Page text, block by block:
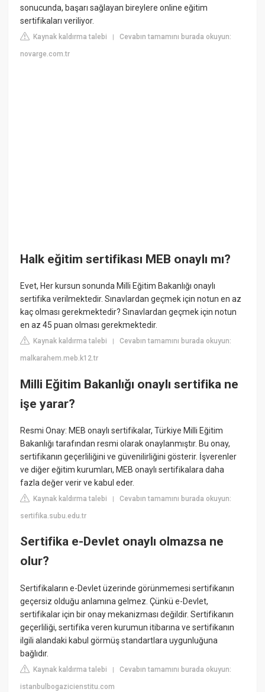
sonucunda, başarı sağlayan bireylere online eğitim
sertifikaları veriliyor.
Kaynak kaldırma talebi |Cevabın tamamını burada okuyun:
novarge.com.tr
Halk eğitim sertifikası MEB onaylı mı?
Evet, Her kursun sonunda Milli Eğitim Bakanlığı onaylı
sertifika verilmektedir. Sınavlardan geçmek için notun en az
kaç olması gerekmektedir? Sınavlardan geçmek için notun
en az 45 puan olması gerekmektedir.
Kaynak kaldırma talebi |Cevabın tamamını burada okuyun:
malkarahem.meb.k12.tr
Milli Eğitim Bakanlığı onaylı sertifika ne
işe yarar?
Resmi Onay: MEB onaylı sertifikalar, Türkiye Milli Eğitim
Bakanlığı tarafından resmi olarak onaylanmıştır. Bu onay,
sertifikanın geçerliliğini ve güvenilirliğini gösterir. İşverenler
ve diğer eğitim kurumları, MEB onaylı sertifikalara daha
fazla değer verir ve kabul eder.
Kaynak kaldırma talebi |Cevabın tamamını burada okuyun:
sertifika.subu.edu.tr
Sertifika e-Devlet onaylı olmazsa ne
olur?
Sertifikaların e-Devlet üzerinde görünmemesi sertifikanın
geçersiz olduğu anlamına gelmez. Çünkü e-Devlet,
sertifikalar için bir onay mekanizması değildir. Sertifikanın
geçerliliği, sertifika veren kurumun itibarına ve sertifikanın
ilgili alandaki kabul görmüş standartlara uygunluğuna
bağlıdır.
Kaynak kaldırma talebi |Cevabın tamamını burada okuyun:
istanbulbogazicienstitu.com